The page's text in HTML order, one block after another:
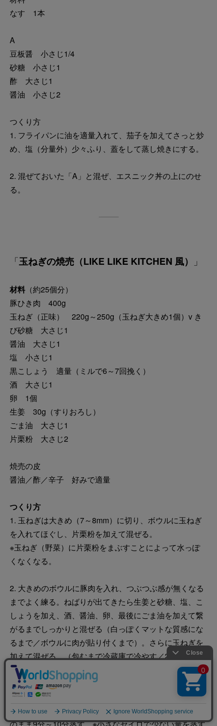
なす 1本
A
豆板醤 小さじ1/4
砂糖 小さじ1
酢 大さじ1
醤油 小さじ2
つくり方
1. フライパンに油を適量入れて、茄子を加えてさっと炒
め、塩（分量外）少々ふり、蓋をして蒸し焼きにする。
2. 混ぜておいた「A」と混ぜ、エスニック丼の上にのせ
る。
「玉ねぎの焼売（LIKE LIKE KITCHEN 風） 」
材料 （約25個分）
豚ひき肉 400g
玉ねぎ（正味） 220g～250g（玉ねぎ大きめ1個）v き
び砂糖 大さじ1
醤油 大さじ1
塩 小さじ1
黒こしょう 適量（ミルで6～7回挽く）
酒 大さじ1
卵 1個
生姜 30g（すりおろし）
ごま油 大さじ1
片栗粉 大さじ2
焼売の皮
醤油／酢／辛子 好みで適量
つくり方
1. 玉ねぎは大きめ（7～8mm）に切り、ボウルに玉ねぎ
を入れてほぐし、片栗粉を加えて混ぜる。
※玉ねぎ（野菜）に片栗粉をまぶすことによって水っぽ
くなくなる。
2. 大きめのボウルに豚肉を入れ、つぶつぶ感が無くなる
までよく練る。ねばりが出てきたら生姜と砂糖、塩、こ
しょうを加え、酒、醤油、卵、最後にごま油を加えて繋
がるまでしっかりと混ぜる（白っぽくマットな質感にな
るまで／ボウルに肉が貼り付くまで）。さらに玉ねぎを
加えて混ぜる。（包むまで冷蔵庫で冷やす／2時間以上
冷やすとよい）
3. 焼売の皮で包み、穴を空けたクッキングシートを敷い
た蒸篭に並べる。沸騰している湯に蒸篭をのせて、強火